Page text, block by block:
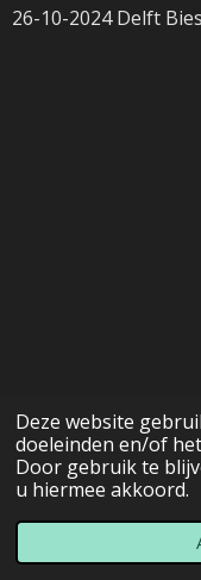
Deze website
doeleinden en/of
Door gebruik te
u hiermee akkoord.
26-10-2024 Delft
© 2022 - 2026